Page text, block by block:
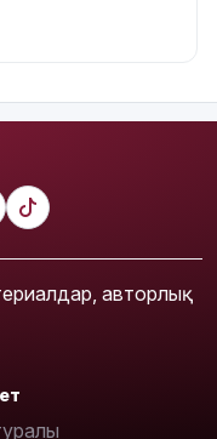
авторлық